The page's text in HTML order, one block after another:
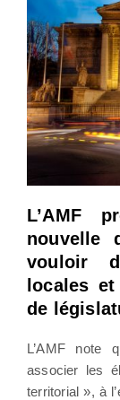
L’AMF
nouvelle
vouloir
locales
de
L’AMF note
associer les
territorial », à